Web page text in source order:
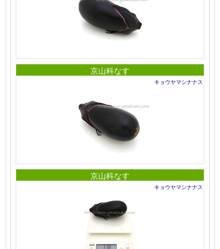
京山科なす
キョウヤマシナナス
京山科なす
キョウヤマシナナス